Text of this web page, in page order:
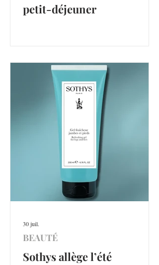
petit-déjeuner
Sothys allège l’été
BEAUTÉ
30 juil.